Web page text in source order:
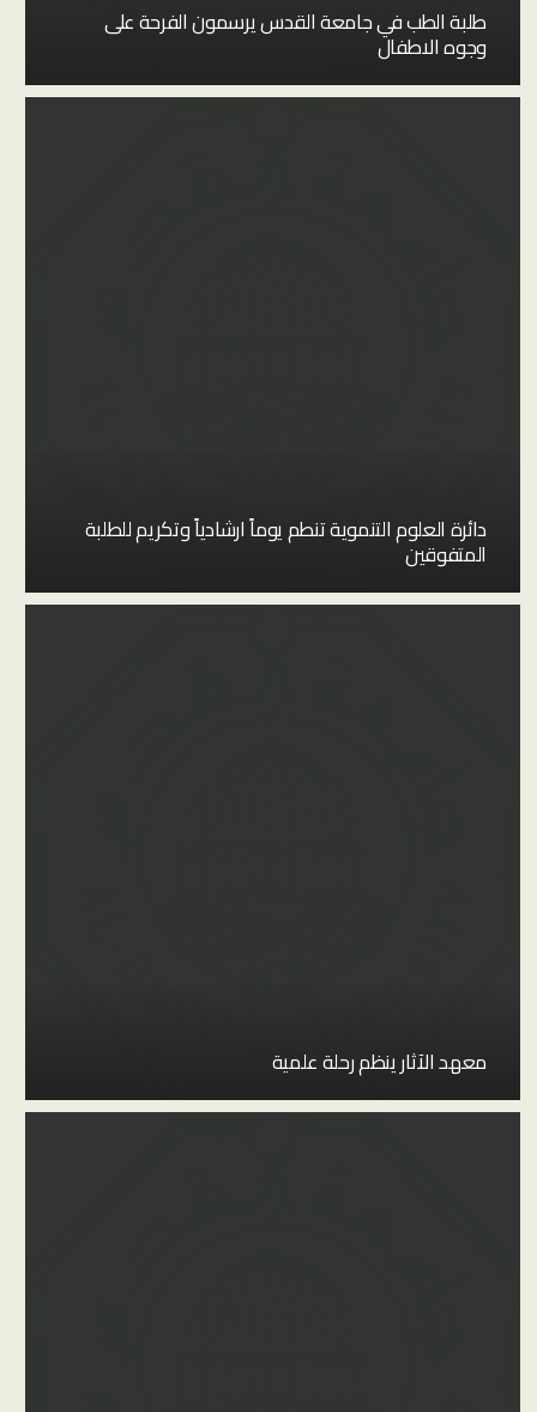
طلبة الطب في جامعة القدس يرسمون الفرحة على
وجوه الاطفال
دائرة العلوم التنموية تنطم يوماً ارشادياً وتكريم للطلبة
المتفوقين
معهد الآثار ينظم رحلة علمية